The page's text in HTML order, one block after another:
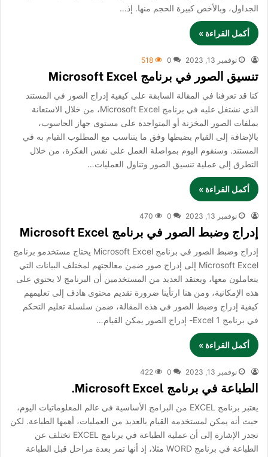
الجداول، وبالأخص كبيرة الحجم منها. إذ…
أكمل القراءة »
نوفمبر 13, 2023 0
518
تنسيق الصور في برنامج Microsoft Excel
كنا قد تعرفنا في المقالة السابقة على كيفية إدراج الصور في المستند
الذي نشتغل عليه في برنامج Microsoft Excel، من خلال الاستعانة
بملفات الصور المخزنة أو المتواجدة على مستوى جهاز الحاسوب،
بالإضافة إلى القيام بضبطها وفق ما يتناسب مع المطلوب القيام به في
المستند. وسنقوم اليوم بمواصلة العمل على نفس الفكرة، من خلال
التطرق إلى عملية تنسيق الصور وتناول العمليات…
أكمل القراءة »
نوفمبر 13, 2023 0
470
إدراج وضبط الصور في برنامج Microsoft Excel
إدراج وضبط الصور في برنامج Microsoft Excel يحتاج مستخدمو برنامج
Microsoft Excel إلى إدراج صور ضمن معالجتهم لمختلف البيانات التي
يتعاملون معها، ويعتقد العديد من المستخدمين أن البرنامج لا يحتوي على
هذه الإمكانية، ومن هنا ارتأينا ضرورة تقديم محتوى هادف إلى تعليمهم
كيفية إدراج وضبط الصور في هذه المقالة، ضمن سلسلة تعليم التحكم
في برنامج Excel 1- إدراج الصور يمكن القيام…
أكمل القراءة »
نوفمبر 13, 2023 0
422
الطباعة في برنامج Microsoft Excel.
يعتبر برنامج EXCEL من البرامج الأساسية في عالم المعلوماتيات اليوم،
حيث أنه يمكن لمستخدمه القيام بالعديد من العمليات، أهمها الطباعة. لكن
تجدر الإشارة إلى أن عملية الطباعة في برنامج EXCEL تختلف عن
الطباعة في برنامج WORD مثلا، إذ أنها تمر بعدة مراحل قبل الطباعة